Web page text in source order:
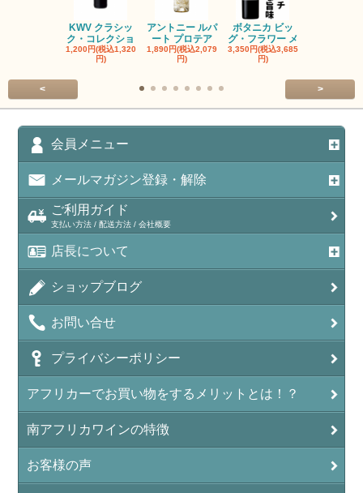
KWV クラシッ
ク・コレクショ
1,200円(税込1,320
円)
アントニー ルパ
ート プロテア
1,890円(税込2,079
円)
ボタニカ ビッ
グ・フラワー メ
3,350円(税込3,685
円)
< >
会員メニュー
メールマガジン登録・解除
ご利用ガイド
支払い方法 / 配送方法 / 会社概要
店長について
ショップブログ
お問い合せ
プライバシーポリシー
アフリカーでお買い物をするメリットとは！？
南アフリカワインの特徴
お客様の声